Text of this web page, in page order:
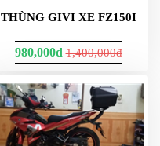
THÙNG GIVI XE FZ150I
980,000đ1,400,000đ